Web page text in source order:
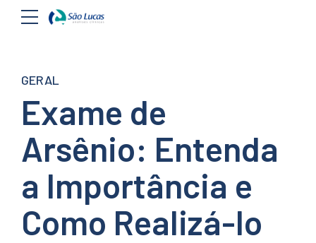
GERAL
Exame de
Arsênio: Entenda
a Importância e
Como Realizá-lo